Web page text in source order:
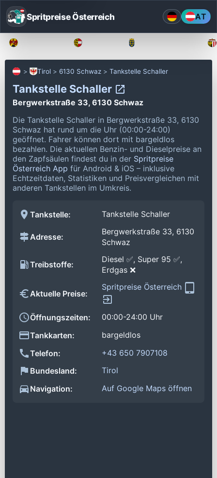
Spritpreise Österreich AT
Tirol 6130 Schwaz Tankstelle Schaller
Tankstelle Schaller
Bergwerkstraße 33, 6130 Schwaz
Die Tankstelle Schaller in Bergwerkstraße 33, 6130
Schwaz hat rund um die Uhr (00:00-24:00)
geöffnet. Fahrer können dort mit bargeldlos
bezahlen. Die aktuellen Benzin- und Dieselpreise an
den Zapfsäulen findest du in der Spritpreise
Österreich App für Android & iOS – inklusive
Echtzeitdaten, Statistiken und Preisvergleichen mit
anderen Tankstellen im Umkreis.
Tankstelle: Tankstelle Schaller
Adresse:
Bergwerkstraße 33, 6130
Schwaz
Treibstoffe:
Diesel ✅, Super 95 ✅,
Erdgas ❌
Aktuelle Preise:
Spritpreise Österreich
Öffnungszeiten:
00:00-24:00 Uhr
Tankkarten:
bargeldlos
Telefon:
+43 650 7907108
Bundesland:
Tirol
Navigation:
Auf Google Maps öffnen